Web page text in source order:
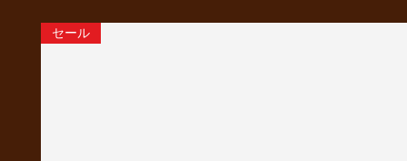
セール